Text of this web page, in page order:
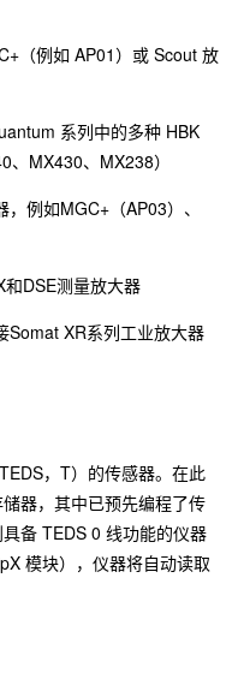
（例如 AP01）或 Scout 放
系列中的多种 HBK
MX430、MX238）
例如MGC+（AP03）、
DSE测量放大器
Somat XR系列工业放大器
，T）的传感器。在此
器，其中已预先编程了传
备 TEDS 0 线功能的仪器
模块），仪器将自动读取